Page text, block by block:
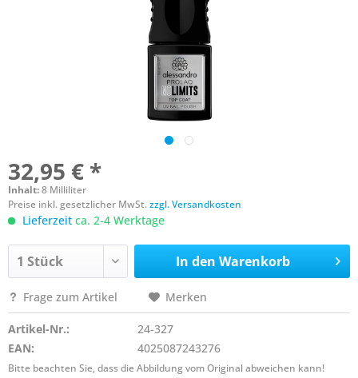
32,95 € *
Inhalt:8 Milliliter
Preise inkl. gesetzlicher MwSt.zzgl. Versandkosten
Lieferzeit ca. 2-4 Werktage
In den Warenkorb
Frage zum Artikel Merken
Artikel-Nr.:
24-327
EAN:
4025087243276
Bitte beachten Sie, dass die Abbildung vom Original abweichen kann!